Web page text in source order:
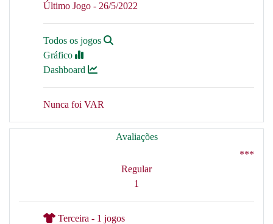
Último Jogo - 26/5/2022
Todos os jogos
Gráfico
Dashboard
Nunca foi VAR
Avaliações
***
Regular
1
Terceira - 1 jogos